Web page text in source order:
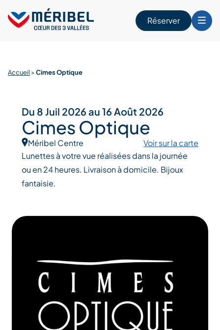
content
Réserver
Accueil >Cimes Optique
Du 8 Juil 2026 au 16 Août 2026
Cimes Optique
Méribel Centre
Voir sur la carte
Lunettes à votre vue réalisées dans la journée
ou en 24 heures. Livraison à domicile. Bijoux
fantaisie.